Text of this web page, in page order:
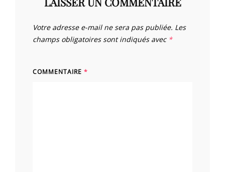
Votre adresse e-mail ne sera pas publiée. Les
champs obligatoires sont indiqués avec *
COMMENTAIRE *